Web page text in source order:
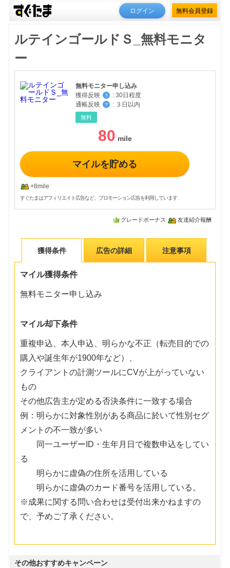
ログイン 無料会員登録
ルテインゴールドＳ_無料モニタ
ー
無料モニター申し込み
獲得反映
？ : 30日程度
通帳反映
？ : ３日以内
無料
80
マイルを貯める
+8mile
すぐたまはアフィリエイト広告など、プロモーション広告を利用しています
グレードボーナス 友達紹介報酬
獲得条件 広告の詳細 注意事項
マイル獲得条件
無料モニター申し込み
マイル却下条件
重複申込、本人申込、明らかな不正（転売目的での
購入や誕生年が1900年など）、
クライアントの計測ツールにCVが上がっていない
もの
その他広告主が定める否決条件に一致する場合
例：明らかに対象性別がある商品に於いて性別セグ
メントの不一致が多い
同一ユーザーID・生年月日で複数申込をしてい
る
明らかに虚偽の住所を活用している
明らかに虚偽のカード番号を活用している。
※成果に関する問い合わせは受付出来かねますの
で、予めご了承ください。
その他おすすめキャンペーン